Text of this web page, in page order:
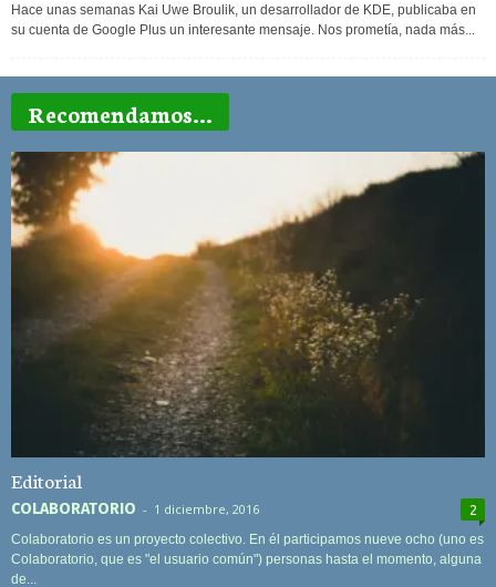
Hace unas semanas Kai Uwe Broulik, un desarrollador de KDE, publicaba en
su cuenta de Google Plus un interesante mensaje. Nos prometía, nada más...
Recomendamos...
Editorial
COLABORATORIO - 1 diciembre, 2016 2
Colaboratorio es un proyecto colectivo. En él participamos nueve ocho (uno es
Colaboratorio, que es "el usuario común") personas hasta el momento, alguna
de...